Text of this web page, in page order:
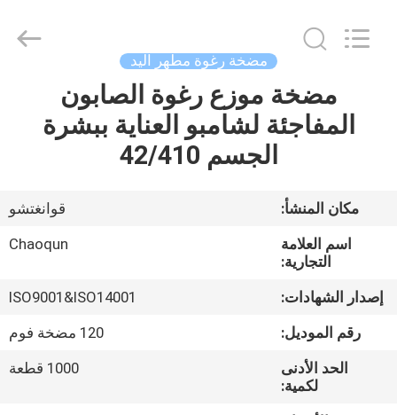
منزل،
معلومات
جولة
Copyright
مضخة رغوة مطهر اليد
مضخة موزع رغوة الصابون
المفاجئة لشامبو العناية ببشرة
الجسم 42/410
مكان المنشأ:
قوانغتشو
اسم العلامة
التجارية:
Chaoqun
إصدار الشهادات:
ISO9001&ISO14001
رقم الموديل:
120 مضخة فوم
الحد الأدنى
لكمية:
1000 قطعة